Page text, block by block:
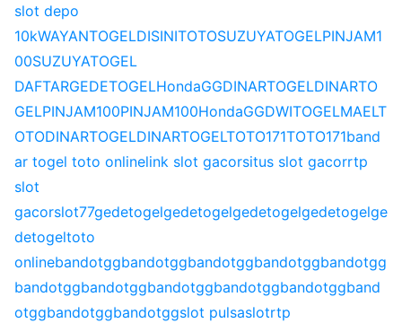
slot depo
10kWAYANTOGELDISINITOTOSUZUYATOGELPINJAM1
00SUZUYATOGEL
DAFTARGEDETOGELHondaGGDINARTOGELDINARTO
GELPINJAM100PINJAM100HondaGGDWITOGELMAELT
OTODINARTOGELDINARTOGELTOTO171TOTO171band
ar togel toto onlinelink slot gacorsitus slot gacorrtp
slot
gacorslot77gedetogelgedetogelgedetogelgedetogelge
detogeltoto
onlinebandotggbandotggbandotggbandotggbandotgg
bandotggbandotggbandotggbandotggbandotggband
otggbandotggbandotggslot pulsaslotrtp